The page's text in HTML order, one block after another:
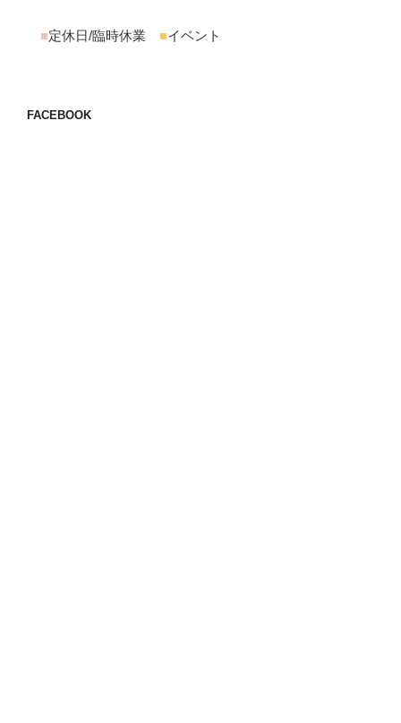
■定休日/臨時休業 ■イベント
FACEBOOK